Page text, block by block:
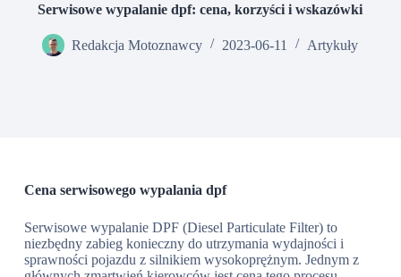
Serwisowe wypalanie dpf: cena, korzyści i wskazówki
Redakcja Motoznawcy 2023-06-11 Artykuły
Cena serwisowego wypalania dpf
Serwisowe wypalanie DPF (Diesel Particulate Filter) to
niezbędny zabieg konieczny do utrzymania wydajności i
sprawności pojazdu z silnikiem wysokoprężnym. Jednym z